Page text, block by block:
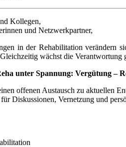
Kollegen,
und Netzwerkpartner,
in der Rehabilitation verändern
wächst die Verantwortung
unter Spannung: Vergütung –
offenen Austausch zu aktuellen
Diskussionen, Vernetzung und